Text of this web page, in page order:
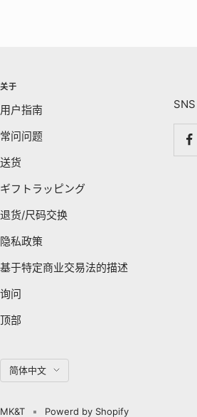
关于
用户指南
常问问题
送货
ギフトラッピング
退货/尺码交换
隐私政策
基于特定商业交易法的描述
询问
顶部
SNS
语
言
简体中文
MK&T Powerd by Shopify